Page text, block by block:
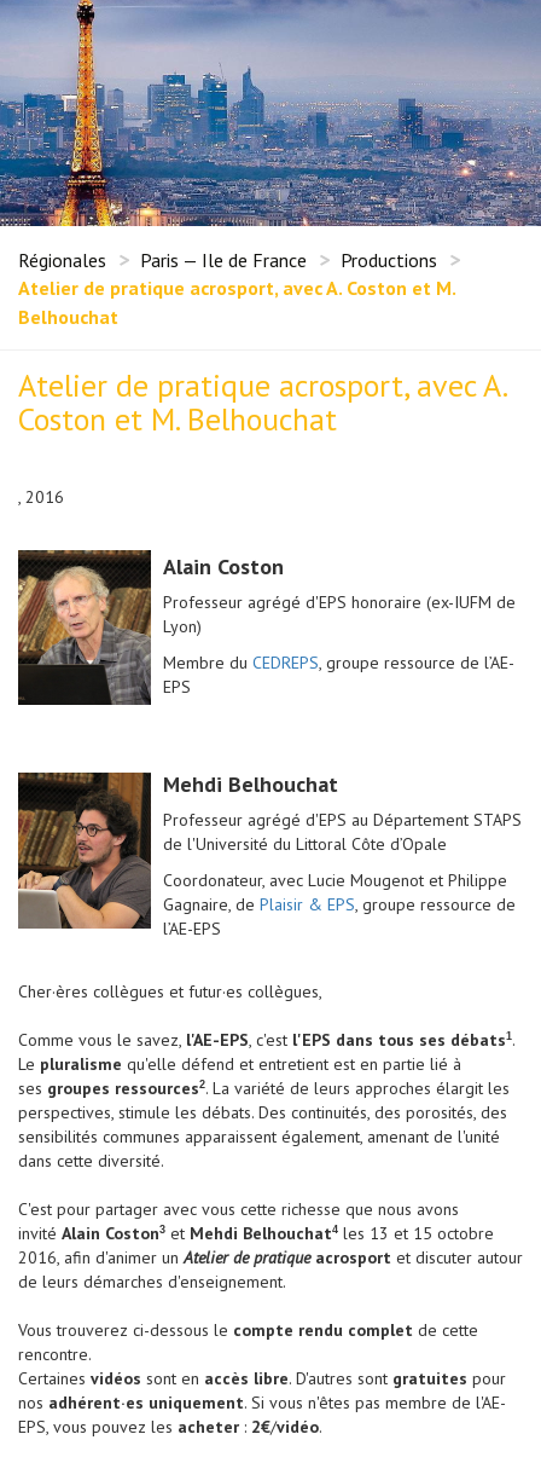
Régionales Paris — Ile de France
Productions
Atelier de pratique acrosport, avec A. Coston et M.
Belhouchat
Atelier de pratique acrosport, avec A.
Coston et M. Belhouchat
, 2016
Alain Coston
Professeur agrégé d'EPS honoraire (ex-IUFM de
Lyon)
Membre du CEDREPS, groupe ressource de l’AE-
EPS
Mehdi Belhouchat
Professeur agrégé d'EPS au Département STAPS
de l'Université du Littoral Côte d’Opale
Coordonateur, avec Lucie Mougenot et Philippe
Gagnaire, de Plaisir & EPS, groupe ressource de
l’AE-EPS
Cher·ères collègues et futur·es collègues,
Comme vous le savez, l'AE-EPS, c'est l'EPS dans tous ses débats1.
Le pluralisme qu'elle défend et entretient est en partie lié à
ses groupes ressources2. La variété de leurs approches élargit les
perspectives, stimule les débats. Des continuités, des porosités, des
sensibilités communes apparaissent également, amenant de l'unité
dans cette diversité.
C'est pour partager avec vous cette richesse que nous avons
invité Alain Coston3 et Mehdi Belhouchat4 les 13 et 15 octobre
2016, afin d'animer unAtelier de pratiqueacrosport et discuter autour
de leurs démarches d'enseignement.
Vous trouverez ci-dessous le compte rendu complet de cette
rencontre.
Certaines vidéos sont en accès libre. D'autres sont gratuites pour
nos adhérent·es uniquement. Si vous n'êtes pas membre de l'AE-
EPS, vous pouvez les acheter : 2€/vidéo.